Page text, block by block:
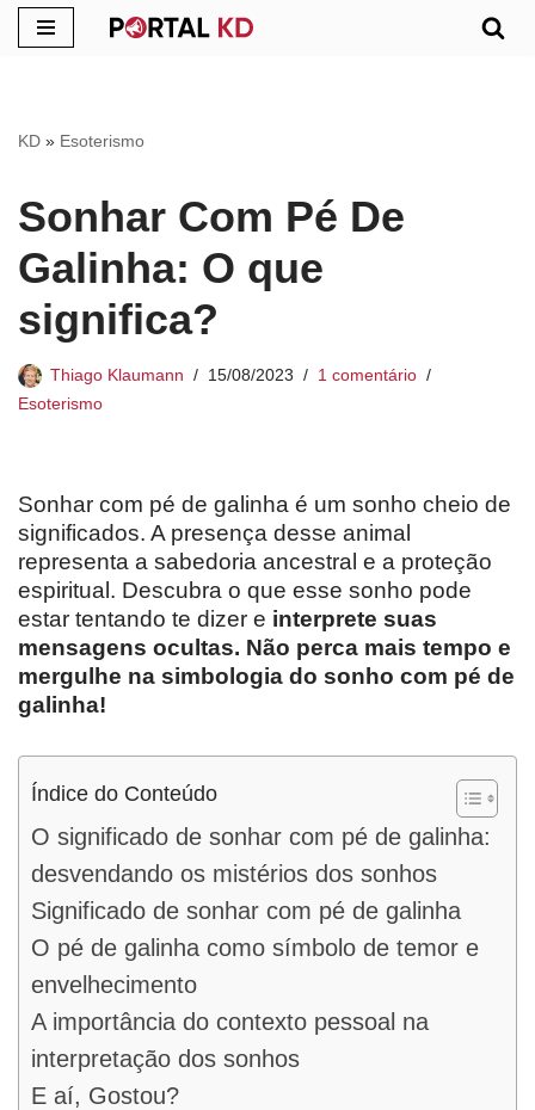
conteúdo
KD » Esoterismo
Sonhar Com Pé De
Galinha: O que
significa?
Thiago Klaumann 15/08/2023
1 comentário
Esoterismo
Sonhar com pé de galinha é um sonho cheio de
significados. A presença desse animal
representa a sabedoria ancestral e a proteção
espiritual. Descubra o que esse sonho pode
estar tentando te dizer e interprete suas
mensagens ocultas. Não perca mais tempo e
mergulhe na simbologia do sonho com pé de
galinha!
Índice do Conteúdo
O significado de sonhar com pé de galinha:
desvendando os mistérios dos sonhos
Significado de sonhar com pé de galinha
O pé de galinha como símbolo de temor e
envelhecimento
A importância do contexto pessoal na
interpretação dos sonhos
E aí, Gostou?